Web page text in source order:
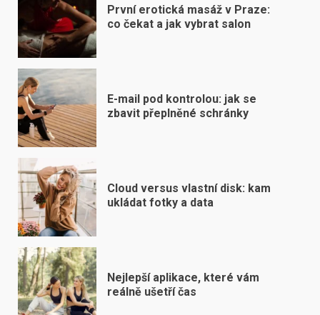
První erotická masáž v Praze:
co čekat a jak vybrat salon
E-mail pod kontrolou: jak se
zbavit přeplněné schránky
Cloud versus vlastní disk: kam
ukládat fotky a data
Nejlepší aplikace, které vám
reálně ušetří čas